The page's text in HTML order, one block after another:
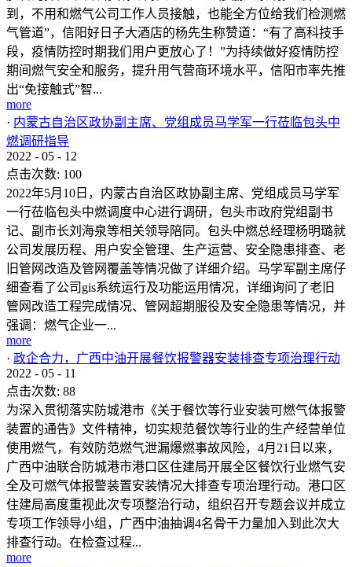
到，不用和燃气公司工作人员接触，也能全方位给我们检测燃
气管道”，信阳好日子大酒店的杨先生称赞道：“有了高科技手
段，疫情防控时期我们用户更放心了！”为持续做好疫情防控
期间燃气安全和服务，提升用气营商环境水平，信阳市率先推
出“免接触式”智...
more
· 内蒙古自治区政协副主席、党组成员马学军一行莅临包头中
燃调研指导
2022 - 05 - 12
点击次数: 100
2022年5月10日，内蒙古自治区政协副主席、党组成员马学军
一行莅临包头中燃调度中心进行调研，包头市政府党组副书
记、副市长刘海泉等相关领导陪同。包头中燃总经理杨明璐就
公司发展历程、用户安全管理、生产运营、安全隐患排查、老
旧管网改造及管网覆盖等情况做了详细介绍。马学军副主席仔
细查看了公司gis系统运行及功能运用情况，详细询问了老旧
管网改造工程完成情况、管网超期服役及安全隐患等情况，并
强调：燃气企业一...
more
· 政企合力，广西中油开展餐饮报警器安装排查专项治理行动
2022 - 05 - 11
点击次数: 88
为深入贯彻落实防城港市《关于餐饮等行业安装可燃气体报警
装置的通告》文件精神，切实规范餐饮等行业的生产经营单位
使用燃气，有效防范燃气泄漏爆燃事故风险，4月21日以来，
广西中油联合防城港市港口区住建局开展全区餐饮行业燃气安
全及可燃气体报警装置安装情况大排查专项治理行动。港口区
住建局高度重视此次专项整治行动，组织召开专题会议并成立
专项工作领导小组，广西中油抽调4名骨干力量加入到此次大
排查行动。在检查过程...
more